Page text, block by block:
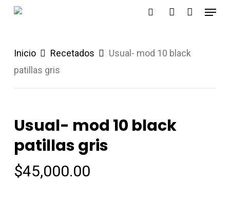
Skip
content
Menu
Inicio Recetados
Usual- mod 10 black
patillas gris
Usual- mod 10 black
patillas gris
$45,000.00